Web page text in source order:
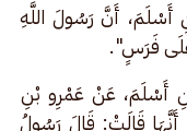
أَسْلَمَ، أَنَّ رَسُولَ اللَّهِ
فَرَسٍ".
بْنِ أَسْلَمَ، عَنْ عَمْرِو بْنِ
أَنَّهَا قَالَتْ: قَالَ رَسُولُ